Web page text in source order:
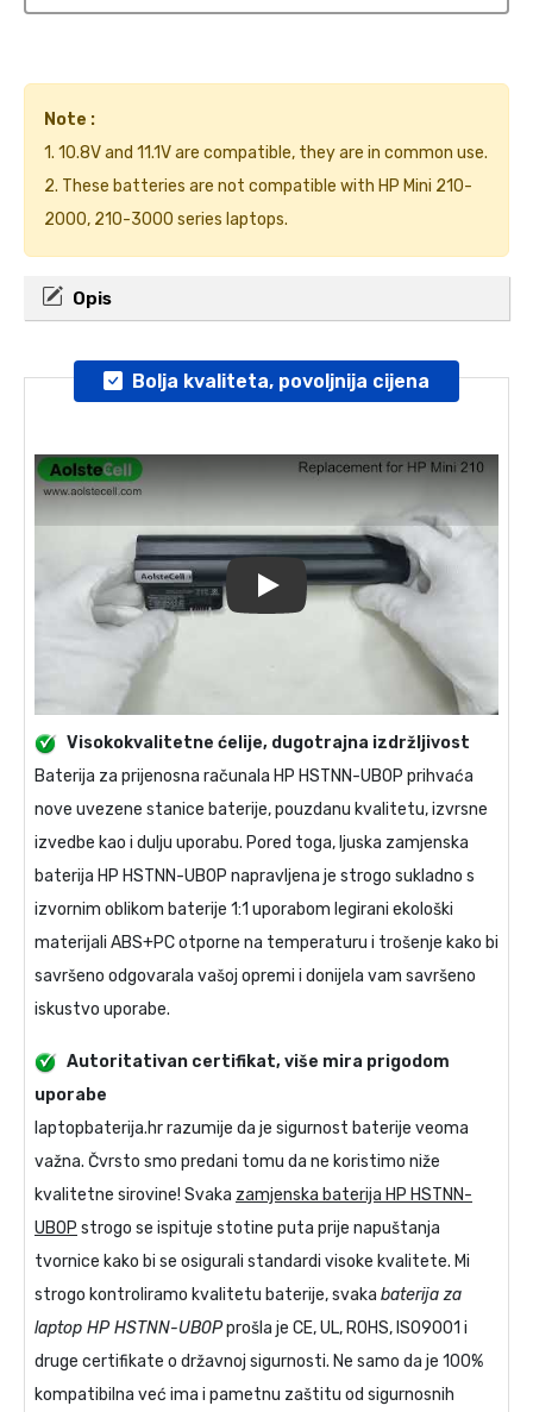
Note :
1. 10.8V and 11.1V are compatible, they are in common use.
2. These batteries are not compatible with HP Mini 210-
2000, 210-3000 series laptops.
Opis
Bolja kvaliteta, povoljnija cijena
Visokokvalitetne ćelije, dugotrajna izdržljivost
Baterija za prijenosna računala HP HSTNN-UB0P prihvaća
nove uvezene stanice baterije, pouzdanu kvalitetu, izvrsne
izvedbe kao i dulju uporabu. Pored toga, ljuska zamjenska
baterija HP HSTNN-UB0P napravljena je strogo sukladno s
izvornim oblikom baterije 1:1 uporabom legirani ekološki
materijali ABS+PC otporne na temperaturu i trošenje kako bi
savršeno odgovarala vašoj opremi i donijela vam savršeno
iskustvo uporabe.
Autoritativan certifikat, više mira prigodom
uporabe
laptopbaterija.hr razumije da je sigurnost baterije veoma
važna. Čvrsto smo predani tomu da ne koristimo niže
kvalitetne sirovine! Svaka zamjenska baterija HP HSTNN-
UB0P strogo se ispituje stotine puta prije napuštanja
tvornice kako bi se osigurali standardi visoke kvalitete. Mi
strogo kontroliramo kvalitetu baterije, svaka baterija za
laptop HP HSTNN-UB0Pprošla je CE, UL, ROHS, ISO9001 i
druge certifikate o državnoj sigurnosti. Ne samo da je 100%
kompatibilna već ima i pametnu zaštitu od sigurnosnih